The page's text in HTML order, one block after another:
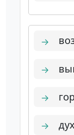
→
→
→
→